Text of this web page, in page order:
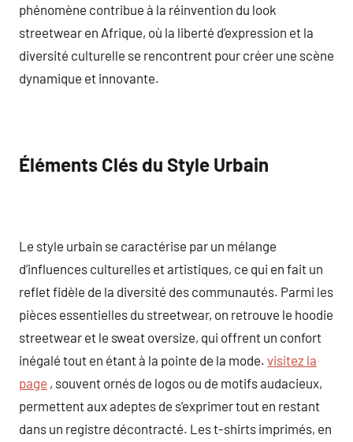
phénomène contribue à la réinvention du look
streetwear en Afrique, où la liberté d’expression et la
diversité culturelle se rencontrent pour créer une scène
dynamique et innovante.
Éléments Clés du Style Urbain
Le style urbain se caractérise par un mélange
d’influences culturelles et artistiques, ce qui en fait un
reflet fidèle de la diversité des communautés. Parmi les
pièces essentielles du streetwear, on retrouve le hoodie
streetwear et le sweat oversize, qui offrent un confort
inégalé tout en étant à la pointe de la mode. visitez la
page , souvent ornés de logos ou de motifs audacieux,
permettent aux adeptes de s’exprimer tout en restant
dans un registre décontracté. Les t-shirts imprimés, en